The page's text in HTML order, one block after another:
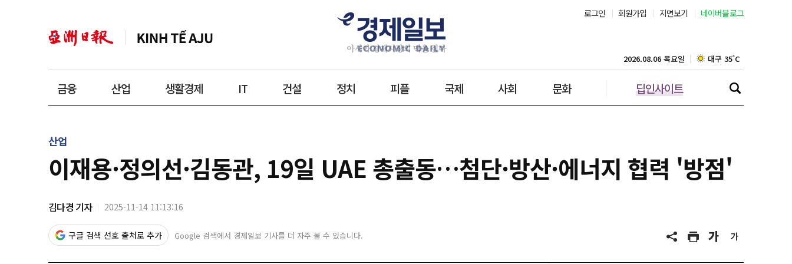
로그인 회원가입 지면보기 네이버블로그
금융 산업 생활경제 IT 건설 정치 피플 국제 사회 문화 딥인사이트
2026.08.06 목요일 대구 35˚C
인천 30˚C
울산 32˚C
제주 31˚C
산업
이재용·정의선·김동관, 19일 UAE 총출동…첨단·방산·에너지 협력 '방점'
김다경 기자 2025-11-14 11:13:16
구글 검색 선호 출처로 추가 Google 검색에서 경제일보 기사를 더 자주 볼 수 있습니다.